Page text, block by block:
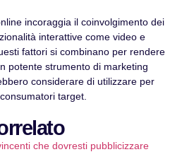
incoraggia il coinvolgimento dei
interattive come video e
fattori si combinano per rendere
potente strumento di marketing
considerare di utilizzare per
target.
che dovresti pubblicizzare